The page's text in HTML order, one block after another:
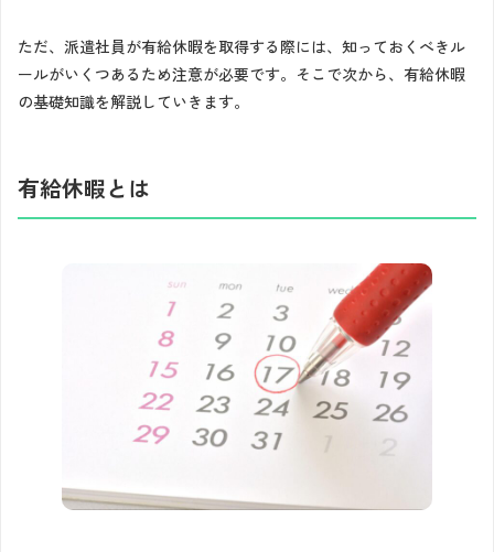
ただ、派遣社員が有給休暇を取得する際には、知っておくべきル
ールがいくつあるため注意が必要です。そこで次から、有給休暇
の基礎知識を解説していきます。
有給休暇とは